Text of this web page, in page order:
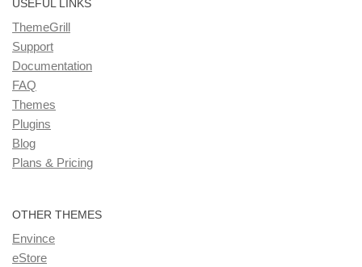
USEFUL LINKS
ThemeGrill
Support
Documentation
FAQ
Themes
Plugins
Blog
Plans & Pricing
OTHER THEMES
Envince
eStore